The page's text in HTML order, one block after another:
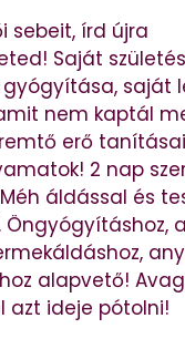
sebeit, írd újra
Saját
saját
nem kaptál
erő
2 nap
áldással és
Öngyógyításhoz,
alapvető!
azt ideje pótolni!